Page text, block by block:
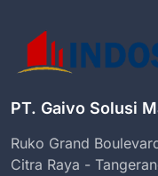
PT. Gaivo Solusi
Ruko Grand
Citra Raya -